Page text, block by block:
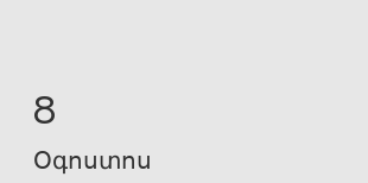
8
Օգոստոս